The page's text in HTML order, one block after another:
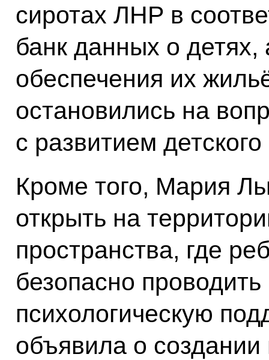
сиротах ЛНР в
банк данных о
обеспечения их
остановились на
с развитием
Кроме того, Мария
открыть на
пространства, где
безопасно
психологическую
объявила о создании